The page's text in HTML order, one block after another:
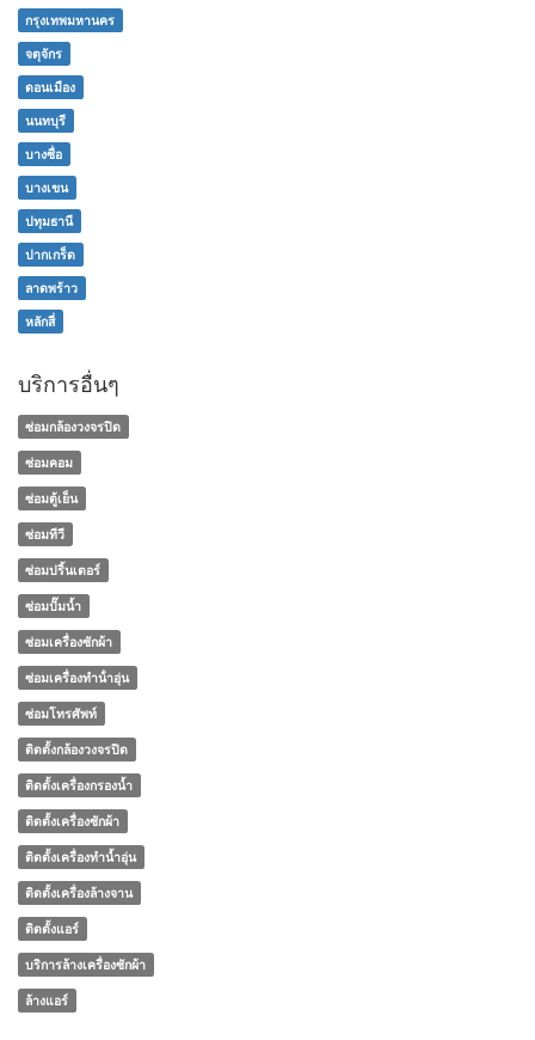
กรุงเทพมหานคร
จตุจักร
ดอนเมือง
นนทบุรี
บางซื่อ
บางเขน
ปทุมธานี
ปากเกร็ด
ลาดพร้าว
หลักสี่
บริการอื่นๆ
ซ่อมกล้องวงจรปิด
ซ่อมคอม
ซ่อมตู้เย็น
ซ่อมทีวี
ซ่อมปริ้นเตอร์
ซ่อมปั๊มน้ำ
ซ่อมเครื่องซักผ้า
ซ่อมเครื่องทําน้ําอุ่น
ซ่อมโทรศัพท์
ติดตั้งกล้องวงจรปิด
ติดตั้งเครื่องกรองน้ำ
ติดตั้งเครื่องซักผ้า
ติดตั้งเครื่องทำน้ำอุ่น
ติดตั้งเครื่องล้างจาน
ติดตั้งแอร์
บริการล้างเครื่องซักผ้า
ล้างแอร์